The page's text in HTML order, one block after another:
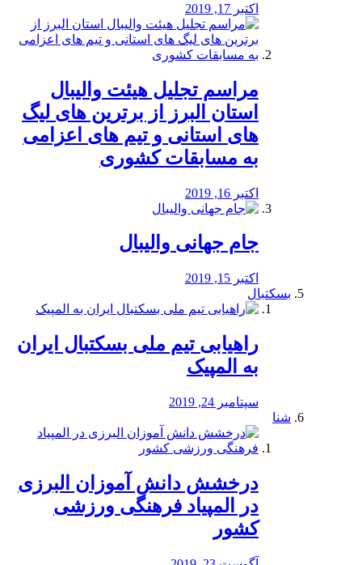
اکتبر 17, 2019
مراسم تجلیل هیئت والیبال
استان البرز از برترین های لیگ
های استانی و تیم های اعزامی
به مسابقات کشوری
اکتبر 16, 2019
جام جهانی والیبال
اکتبر 15, 2019
بسکتبال
راهیابی تیم ملی بسکتبال ایران
به المپیک
سپتامبر 24, 2019
شنا
درخشش دانش آموزان البرزی
در المپیاد فرهنگی ورزشی
کشور